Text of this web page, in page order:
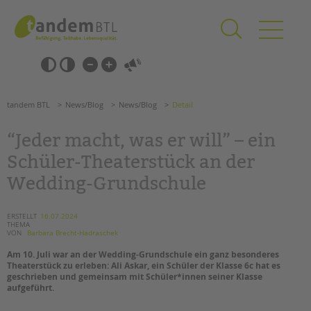
springen
Barrierefrei-
Einstellungen
überspringen
überspringen
SCHULE & GANZTAG
Grundschulen
Oberschulen
Kollegs
Schulbezogene Sozialarbeit
Tagesgruppen
tandem BTL News/Blog News/Blog Detail
“Jeder macht, was er will” – ein
Schüler-Theaterstück an der
Wedding-Grundschule
ERSTELLT 16.07.2024
THEMA
VON
Barbara Brecht-Hadraschek
Am 10. Juli war an der Wedding-Grundschule ein ganz besonderes
Theaterstück zu erleben: Ali Askar, ein Schüler der Klasse 6c hat es
geschrieben und gemeinsam mit Schüler*innen seiner Klasse
aufgeführt.